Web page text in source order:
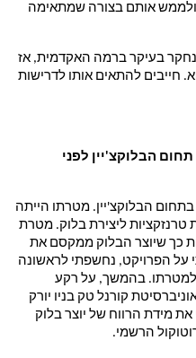
ולממש אותם בצורה שמתאימה
בעיקר ברמה האקדמית, אז
חייבים להתאים אותו לדרישות
הבלוקצ'יין לפני
הבלוקצ'יין. מטרתו הייתה
ליצירת בלוק. מטרת
כך שיוצר הבלוק ממקסם את
על הפרויקט, נחשפתי לראשונה
ולמטרתו. בהמשך, על רקע
קורנל טק בניו יורק
מידת הרווח של יוצר בלוק
הרשמי.